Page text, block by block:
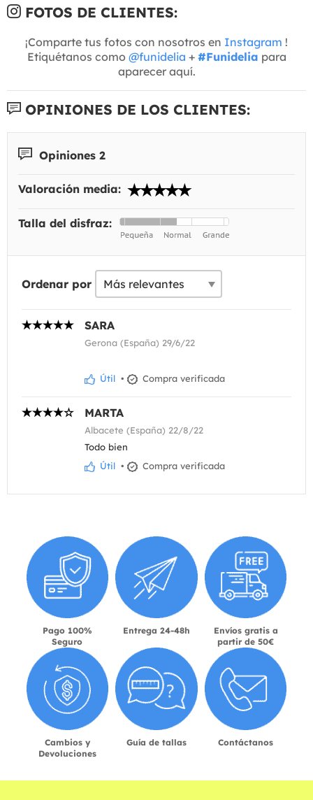
FOTOS DE CLIENTES:
¡Comparte tus fotos con nosotros en Instagram !
Etiquétanos como @funidelia + #Funidelia para
aparecer aquí.
OPINIONES DE LOS CLIENTES:
Opiniones 2
Valoración media:
Talla del disfraz:
Ordenar por
SARA
Gerona (España) 29/6/22
Útil • Compra verificada
MARTA
Albacete (España) 22/8/22
Todo bien
Útil • Compra verificada
Pago 100%
Seguro
Entrega 24-48h
Envíos gratis a
partir de 50€
Cambios y
Devoluciones
Guía de tallas Contáctanos